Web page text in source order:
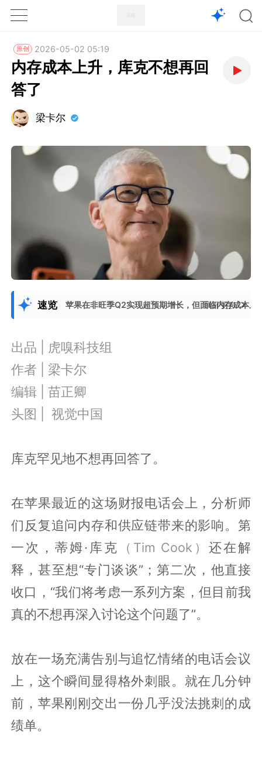
1X
原创 2026-05-02 05:19
内存成本上升，库克不想再回
答了
梁卡尔
速览 苹果在非旺季Q2实现超预期增长，但面临内存成本
展开更多
出品 | 虎嗅科技组
作者 | 梁卡尔
编辑 | 苗正卿
头图 | 视觉中国
库克罕见地不想再回答了。
在苹果最近的这场财报电话会上，分析师
们反复追问内存和供应链带来的影响。第
一次，蒂姆·库克
（Tim Cook） 还在解
释，甚至想“专门谈谈”；第二次，他直接
收口，“我们将考虑一系列方案，但目前我
真的不想再深入讨论这个问题了”。
放在一场充满告别与追忆情绪的电话会议
上，这个瞬间显得格外刺眼。就在几分钟
前，苹果刚刚交出一份几乎没法挑刺的成
绩单。